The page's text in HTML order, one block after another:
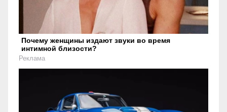
Почему женщины издают звуки во время
интимной близости?
Реклама